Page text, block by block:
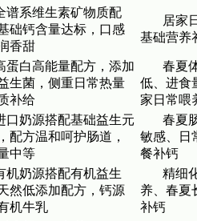
谱系维生素矿物质配
础钙含量达标，口感
香甜
居家
基础营养
蛋白高能量配方，添加
生菌，侧重日常热量
补给
春夏
低、进食
家日常喂
口奶源搭配基础益生元
配方温和呵护肠道，
中等
春夏
敏感、日
餐补钙
机奶源搭配有机益生
然低添加配方，钙源
机牛乳
精细
养、春夏
补钙